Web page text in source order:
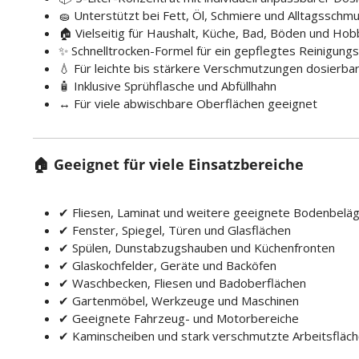
🧽 Unterstützt bei Fett, Öl, Schmiere und
🏠 Vielseitig für Haushalt, Küche, Bad, Böden und
✨ Schnelltrocken-Formel für ein gepflegtes
💧 Für leichte bis stärkere Verschmutzungen dosierbar
🧴 Inklusive Sprühflasche und Abfüllhahn
↔️ Für viele abwischbare Oberflächen geeignet
🏠 Geeignet für viele Einsatzbereiche
✔ Fliesen, Laminat und weitere geeignete
✔ Fenster, Spiegel, Türen und Glasflächen
✔ Spülen, Dunstabzugshauben und Küchenfronten
✔ Glaskochfelder, Geräte und Backöfen
✔ Waschbecken, Fliesen und Badoberflächen
✔ Gartenmöbel, Werkzeuge und Maschinen
✔ Geeignete Fahrzeug- und Motorbereiche
✔ Kaminscheiben und stark verschmutzte